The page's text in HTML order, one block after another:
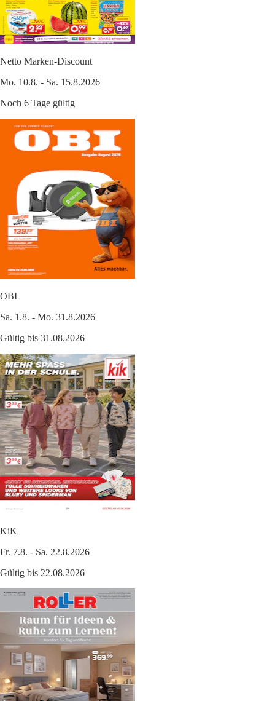
Netto Marken-Discount
Mo. 10.8. - Sa. 15.8.2026
Noch 6 Tage gültig
OBI
Sa. 1.8. - Mo. 31.8.2026
Gültig bis 31.08.2026
KiK
Fr. 7.8. - Sa. 22.8.2026
Gültig bis 22.08.2026